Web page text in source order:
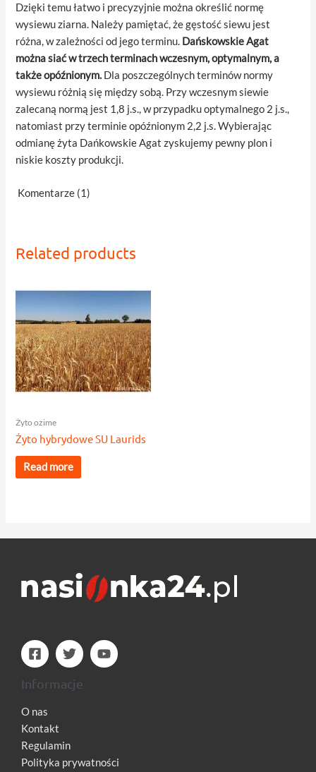
Dzięki temu łatwo i precyzyjnie można określić normę
wysiewu ziarna. Należy pamiętać, że gęstość siewu jest
różna, w zależności od jego terminu. Dańskowskie Agat
można siać w trzech terminach wczesnym, optymalnym, a
także opóźnionym. Dla poszczególnych terminów normy
wysiewu różnią się między sobą. Przy wczesnym siewie
zalecaną normą jest 1,8 j.s., w przypadku optymalnego 2 j.s.,
natomiast przy terminie opóźnionym 2,2 j.s. Wybierając
odmianę żyta Dańkowskie Agat zyskujemy pewny plon i
niskie koszty produkcji.
Komentarze (1)
Related products
Żyto ozime
Żyto hybrydowe SU Laurids
Read more
Informacje
O nas
Kontakt
Regulamin
Polityka prywatności